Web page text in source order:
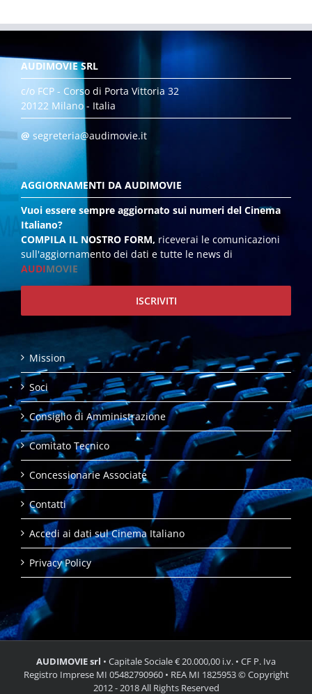
AUDIMOVIE SRL
c/o FCP - Corso di Porta Vittoria 32
20122 Milano - Italia
@ segreteria@audimovie.it
AGGIORNAMENTI DA AUDIMOVIE
Vuoi essere sempre aggiornato sui numeri del Cinema
Italiano?
COMPILA IL NOSTRO FORM, riceverai le comunicazioni
sull'aggiornamento dei dati e tutte le news di
AUDIMOVIE
ISCRIVITI
Mission
Soci
Consiglio di Amministrazione
Comitato Tecnico
Concessionarie Associate
Contatti
Accedi ai dati sul Cinema Italiano
Privacy Policy
AUDIMOVIE srl • Capitale Sociale € 20.000,00 i.v. • CF P. Iva
Registro Imprese MI 05482790960 • REA MI 1825953 © Copyright
2012 - 2018 All Rights Reserved